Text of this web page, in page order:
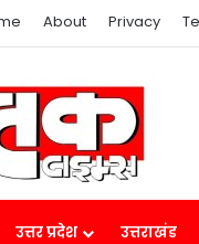
About Privacy
उत्तर प्रदेश उत्तराखंड